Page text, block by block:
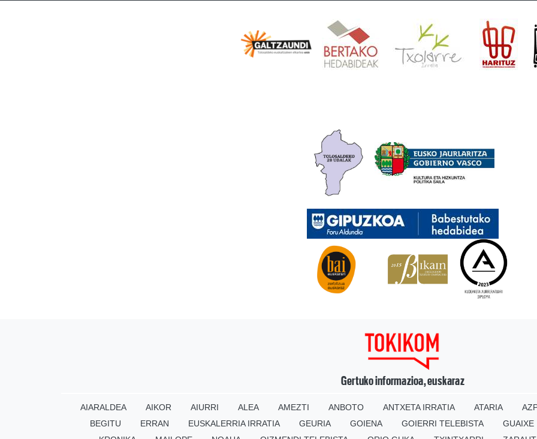
Gertuko informazioa, euskaraz
AIARALDEA AIKOR AIURRI ALEA AMEZTI ANBOTO ANTXETA IRRATIA ATARIA
BEGITU
ERRAN EUSKALERRIA IRRATIA GEURIA GOIENA GOIERRI TELEBISTA
GUAIXE